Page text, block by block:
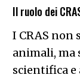
Il ruolo dei
I CRAS non
animali, ma
scientifica e